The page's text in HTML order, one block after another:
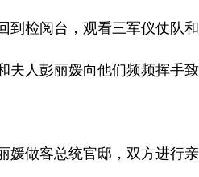
检阅台，观看三军仪仗队和
人彭丽媛向他们频频挥手致
做客总统官邸，双方进行亲